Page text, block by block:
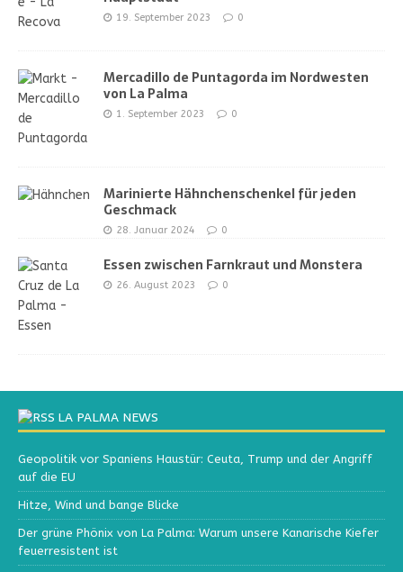
19. September 2023 0
Mercadillo de Puntagorda im Nordwesten
von La Palma
1. September 2023 0
Marinierte Hähnchenschenkel für jeden
Geschmack
28. Januar 2024 0
Essen zwischen Farnkraut und Monstera
26. August 2023 0
LA PALMA NEWS
Geopolitik vor Spaniens Haustür: Ceuta, Trump und der Angriff
auf die EU
Hitze, Wind und bange Blicke
Der grüne Phönix von La Palma: Warum unsere Kanarische Kiefer
feuerresistent ist